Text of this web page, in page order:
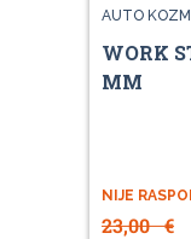
AUTO
WORK
MM
NIJE
23,00€